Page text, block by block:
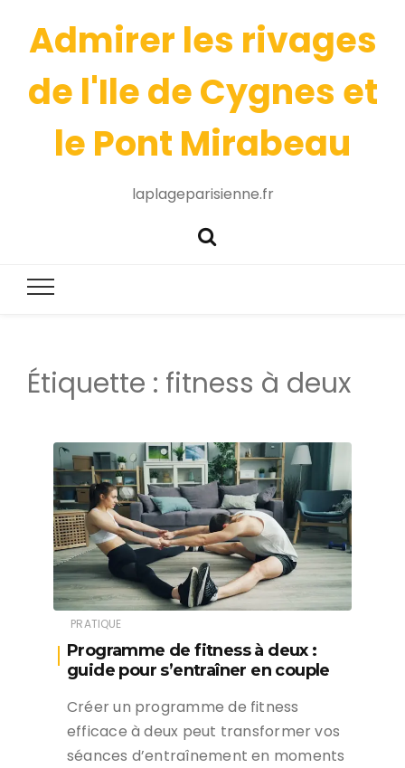
Admirer les rivages
de l'Ile de Cygnes et
le Pont Mirabeau
laplageparisienne.fr
Étiquette : fitness à deux
PRATIQUE
Programme de fitness à deux :
guide pour s’entraîner en couple
Créer un programme de fitness
efficace à deux peut transformer vos
séances d’entraînement en moments